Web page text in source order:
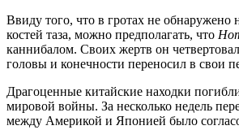
Ввиду того, что в гротах не обнаружено
костей таза, можно предполагать, что
каннибалом. Своих жертв он
головы и конечности переносил в свои
Драгоценные китайские находки
мировой войны. За несколько недель
между Америкой и Японией было